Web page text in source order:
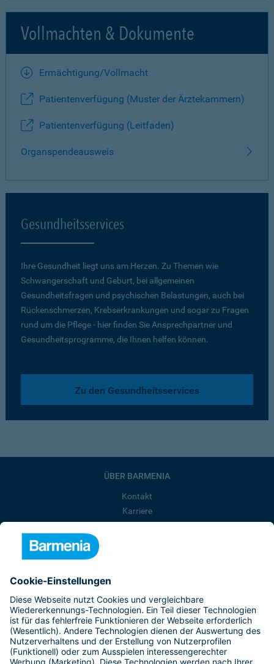
Vollmachten & Dokumente
Ermächtigung/Vollmacht
Patientenverfügung (Muster der Ärztekammern)
Patientenverfügung (Leitfaden)
Organspendeausweis
Gesundheitsservices
Ihre Gesundheit liegt uns am Herzen. Zu Themen wie
Schwangerschaft und Geburt, bei allgemeinen
Gesundheitsfragen und psychischen Belastungen, auch bei
Rückenschmerzen, Krebserkrankungen und sogar zu Fragen
rund um die Pflege - hier finden Sie Ansprechpartner und
Gesundheitsprogramme, die Ihnen helfen können.
Zu den Gesundheitsservices
ÜBER BARMENIA
Kontakt
Karriere
Barmenia ist Teil der BarmeniaGothaer
BELIEBTE SEITEN
Kranken-Zusatzversicherung
Tierversicherungen
Haftpflichtversicherung